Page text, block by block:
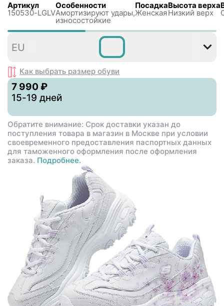
Артикул
150530-LGLV
Особенности
Амортизируют удары,
износостойкие
Посадка
Женская
Высота верха
Низкий верх
EU
Как выбрать размер обуви
7 990 ₽
15-19 дней
Обратите внимание: Срок доставки указан до
поступления товара в магазин в Москве при условии
своевременного предоставления паспортных данных
для таможенного оформления после оформления
заказа. Подробнее.